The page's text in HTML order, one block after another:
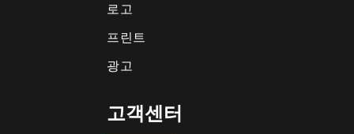
로고
프린트
광고
고객센터